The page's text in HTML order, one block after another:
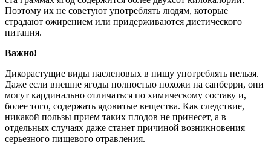
Поэтому их не советуют употреблять людям, которые
страдают ожирением или придерживаются диетического
питания.
Важно!
Дикорастущие виды пасленовых в пищу употреблять нельзя.
Даже если внешне ягоды полностью похожи на санберри, они
могут кардинально отличаться по химическому составу и,
более того, содержать ядовитые вещества. Как следствие,
никакой пользы прием таких плодов не принесет, а в
отдельных случаях даже станет причиной возникновения
серьезного пищевого отравления.